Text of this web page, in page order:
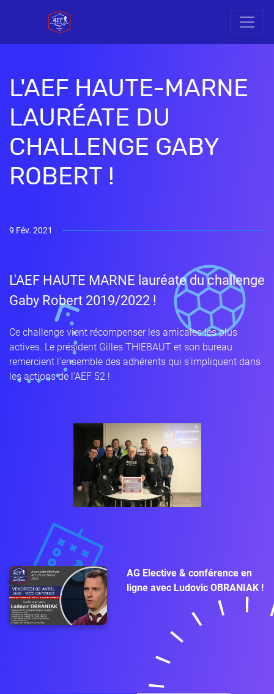
L'AEF HAUTE-MARNE
LAURÉATE DU
CHALLENGE GABY
ROBERT !
9 Fév. 2021
L'AEF HAUTE MARNE lauréate du challenge
Gaby Robert 2019/2022 !
Ce challenge vient récompenser les amicales les plus
actives. Le président Gilles THIEBAUT et son bureau
remercient l'ensemble des adhérents qui s'impliquent dans
les actions de l'AEF 52 !
AG Elective & conférence en
ligne avec Ludovic OBRANIAK !